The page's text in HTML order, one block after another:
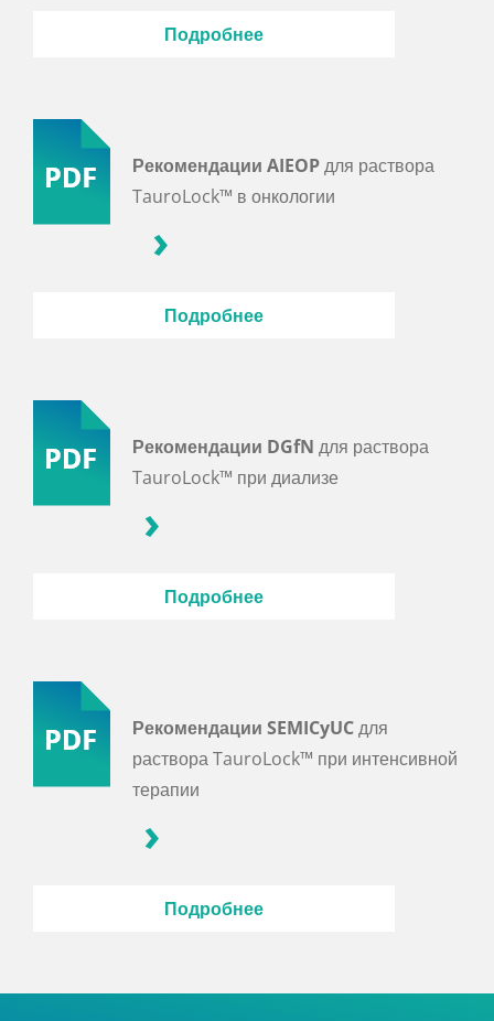
Подробнее
Рекомендации AIEOPдля раствора
TauroLock™ в онкологии
Подробнее
Рекомендации DGfN для раствора
TauroLock™ при диализе
Подробнее
Рекомендации SEMICyUCдля
раствора TauroLock™ при интенсивной
терапии
Подробнее